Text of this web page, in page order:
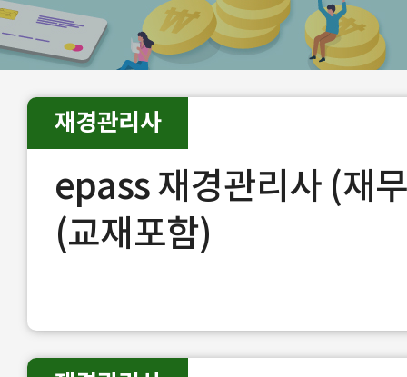
epass 재경관리사 (재
(교재포함)
재경관리사